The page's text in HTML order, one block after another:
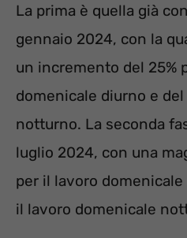
La prima è quella già
gennaio 2024, con la
un incremento del 25%
domenicale diurno e
notturno. La seconda
luglio 2024, con una
per il lavoro
il lavoro domenicale